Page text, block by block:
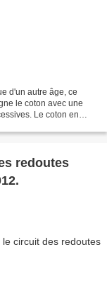
d'un autre âge, ce
le coton avec une
Le coton en
redoutes